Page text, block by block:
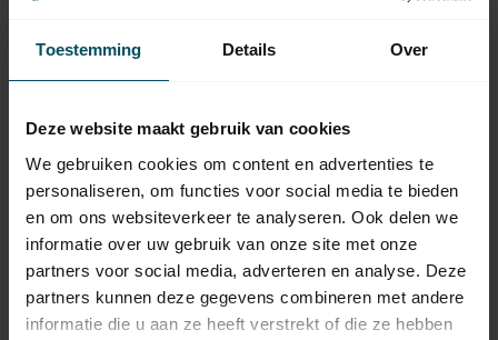
Toestemming Details Over
Deze website maakt gebruik van cookies
We gebruiken cookies om content en advertenties te
personaliseren, om functies voor social media te bieden
en om ons websiteverkeer te analyseren. Ook delen we
informatie over uw gebruik van onze site met onze
partners voor social media, adverteren en analyse. Deze
partners kunnen deze gegevens combineren met andere
informatie die u aan ze heeft verstrekt of die ze hebben
GEIGER
Windrad 1:3 Geiger 8
Seite 40, Wellenloch
Vierkant 6 mm, mit
Freilauf
Auf Lager
GEIGER
Windgetriebe 1:3
Geiger 8 Seite 60
Anpassung
Auf Lager